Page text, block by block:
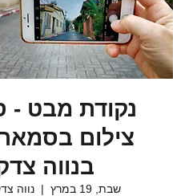
נקודת מבט -
צילום
בנווה
שבת, 19 במרץ
  |
נווה